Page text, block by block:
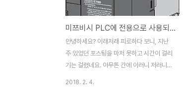
미쯔비시 PLC에 전용으로 사용되는 인버터 E700을 사용하는 실습
안녕하세요? 이래저래 피로하다 보니, 지난
주 있었던 포스팅을 마저 못하고 시간이 걸리
기는 걸렸네요. 아무튼 간에 이러니 저러니
2018. 2. 4.